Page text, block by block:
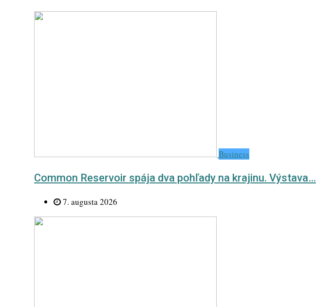
Business
Common Reservoir spája dva pohľady na krajinu. Výstava…
7. augusta 2026